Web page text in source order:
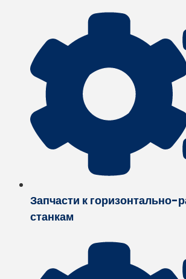
Запчасти к горизонтально-
станкам